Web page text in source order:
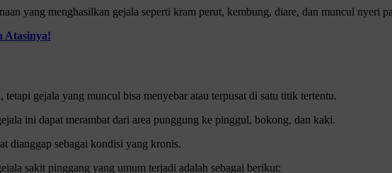
yang menghasilkan gejala seperti kram perut, kembung, diare, dan muncul nyeri
Atasinya!
gejala yang muncul bisa menyebar atau terpusat di satu titik tertentu.
ini dapat merambat dari area punggung ke pinggul, bokong, dan kaki.
dianggap sebagai kondisi yang kronis.
sakit pinggang yang umum terjadi adalah sebagai berikut: